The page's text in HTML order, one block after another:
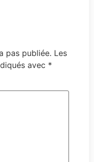
pas publiée. Les
avec *